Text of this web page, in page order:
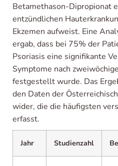
Betamethason-Dipropionat
entzündlichen
Ekzemen aufweist. Eine
ergab, dass bei 75% der
Psoriasis eine signifikante
Symptome nach
festgestellt wurde. Das
den Daten der
wider, die die häufigsten
erfasst.
Jahr Studienzahl